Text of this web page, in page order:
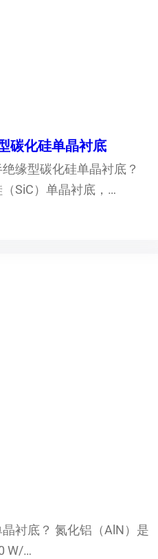
碳化硅单晶衬底
缘型碳化硅单晶衬底？
SiC）单晶衬底，…
衬底？ 氮化铝（AlN）是
W/…